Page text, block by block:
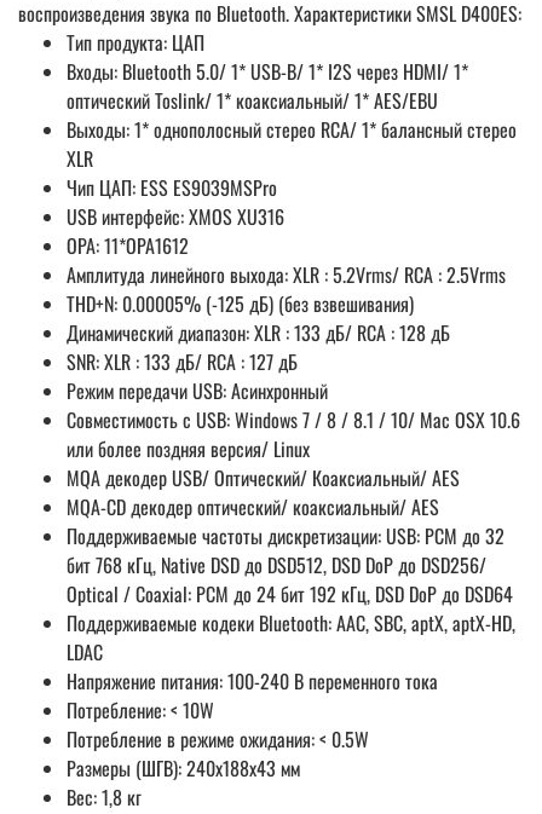
воспроизведения звука по Bluetooth. Характеристики SMSL D400ES:
Тип продукта: ЦАП
Входы: Bluetooth 5.0/ 1* USB-B/ 1* I2S через HDMI/ 1*
оптический Toslink/ 1* коаксиальный/ 1* AES/EBU
Выходы: 1* однополосный стерео RCA/ 1* балансный стерео
XLR
Чип ЦАП: ESS ES9039MSPro
USB интерфейс: XMOS XU316
OPA: 11*OPA1612
Амплитуда линейного выхода: XLR : 5.2Vrms/ RCA : 2.5Vrms
THD+N: 0.00005% (-125 дБ) (без взвешивания)
Динамический диапазон: XLR : 133 дБ/ RCA : 128 дБ
SNR: XLR : 133 дБ/ RCA : 127 дБ
Режим передачи USB: Асинхронный
Совместимость с USB: Windows 7 / 8 / 8.1 / 10/ Mac OSX 10.6
или более поздняя версия/ Linux
MQA декодер USB/ Оптический/ Коаксиальный/ AES
MQA-CD декодер оптический/ коаксиальный/ AES
Поддерживаемые частоты дискретизации: USB: PCM до 32
бит 768 кГц, Native DSD до DSD512, DSD DoP до DSD256/
Optical / Coaxial: PCM до 24 бит 192 кГц, DSD DoP до DSD64
Поддерживаемые кодеки Bluetooth: AAC, SBC, aptX, aptX-HD,
LDAC
Напряжение питания: 100-240 В переменного тока
Потребление: < 10W
Потребление в режиме ожидания: < 0.5W
Размеры (ШГВ): 240х188х43 мм
Вес: 1,8 кг